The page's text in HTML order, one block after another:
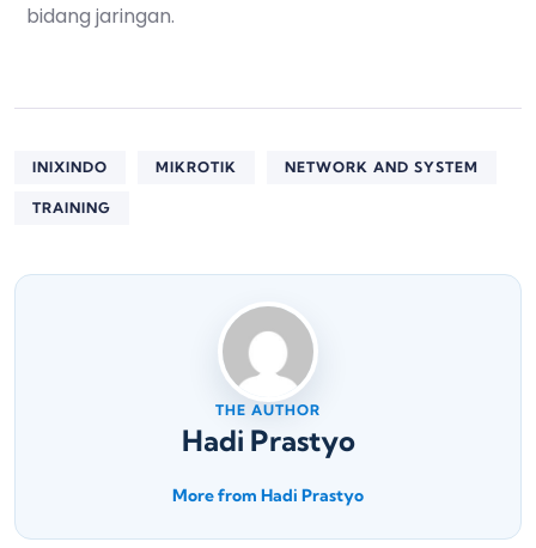
bidang jaringan.
INIXINDO MIKROTIK NETWORK AND SYSTEM
TRAINING
THE AUTHOR
Hadi Prastyo
More from Hadi Prastyo